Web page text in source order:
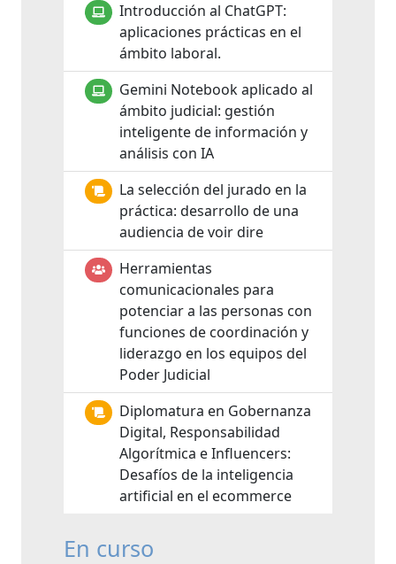
Introducción al ChatGPT:
aplicaciones prácticas en el
ámbito laboral.
Gemini Notebook aplicado al
ámbito judicial: gestión
inteligente de información y
análisis con IA
La selección del jurado en la
práctica: desarrollo de una
audiencia de voir dire
Herramientas
comunicacionales para
potenciar a las personas con
funciones de coordinación y
liderazgo en los equipos del
Poder Judicial
Diplomatura en Gobernanza
Digital, Responsabilidad
Algorítmica e Influencers:
Desafíos de la inteligencia
artificial en el ecommerce
En curso